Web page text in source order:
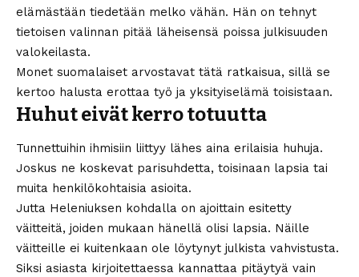
elämästään tiedetään melko vähän. Hän on tehnyt
tietoisen valinnan pitää läheisensä poissa julkisuuden
valokeilasta.
Monet suomalaiset arvostavat tätä ratkaisua, sillä se
kertoo halusta erottaa työ ja yksityiselämä toisistaan.
Huhut eivät kerro totuutta
Tunnettuihin ihmisiin liittyy lähes aina erilaisia huhuja.
Joskus ne koskevat parisuhdetta, toisinaan lapsia tai
muita henkilökohtaisia asioita.
Jutta Heleniuksen kohdalla on ajoittain esitetty
väitteitä, joiden mukaan hänellä olisi lapsia. Näille
väitteille ei kuitenkaan ole löytynyt julkista vahvistusta.
Siksi asiasta kirjoitettaessa kannattaa pitäytyä vain